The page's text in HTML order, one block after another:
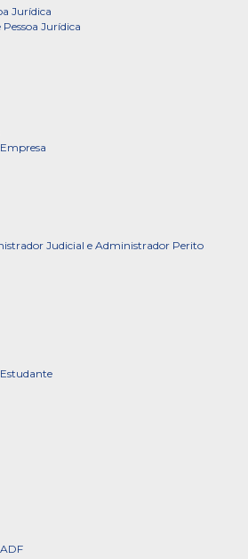
Jurídica
Jurídica
Judicial e Administrador Perito